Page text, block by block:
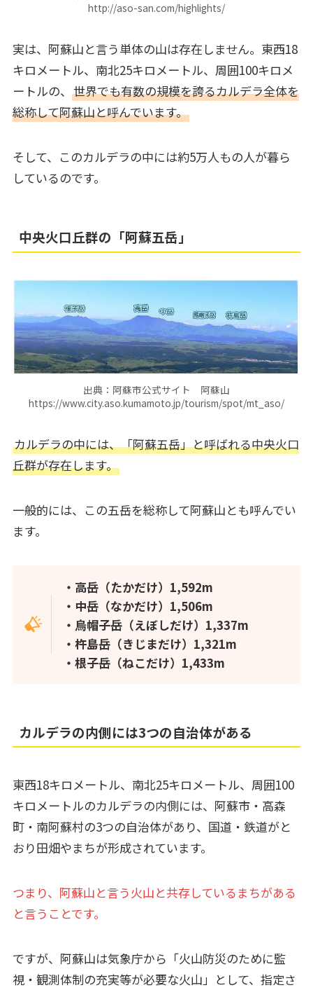
http://aso-san.com/highlights/
実は、阿蘇山と言う単体の山は存在しません。東西18
キロメートル、南北25キロメートル、周囲100キロメ
ートルの、 世界でも有数の規模を誇るカルデラ全体を
総称して阿蘇山と呼んでいます。
そして、このカルデラの中には約5万人もの人が暮ら
しているのです。
中央火口丘群の「阿蘇五岳」
出典：阿蘇市公式サイト 阿蘇山
https://www.city.aso.kumamoto.jp/tourism/spot/mt_aso/
カルデラの中には、「阿蘇五岳」と呼ばれる中央火口
丘群が存在します。
一般的には、この五岳を総称して阿蘇山とも呼んでい
ます。
・高岳（たかだけ）1,592m
・中岳（なかだけ）1,506m
・烏帽子岳（えぼしだけ）1,337m
・杵島岳（きじまだけ）1,321m
・根子岳（ねこだけ）1,433m
カルデラの内側には3つの自治体がある
東西18キロメートル、南北25キロメートル、周囲100
キロメートルのカルデラの内側には、阿蘇市・高森
町・南阿蘇村の3つの自治体があり、国道・鉄道がと
おり田畑やまちが形成されています。
つまり、阿蘇山と言う火山と共存しているまちがある
と言うことです。
ですが、阿蘇山は気象庁から「火山防災のために監
視・観測体制の充実等が必要な火山」として、指定さ